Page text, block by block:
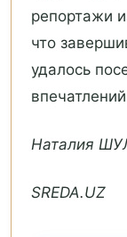
репортажи
что
удалось
Наталия
SREDA.UZ